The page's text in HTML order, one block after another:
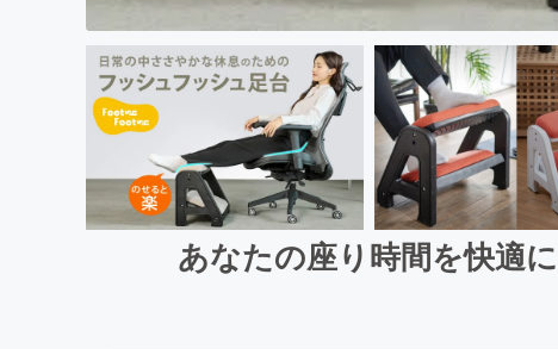
あなたの座り時間を快適